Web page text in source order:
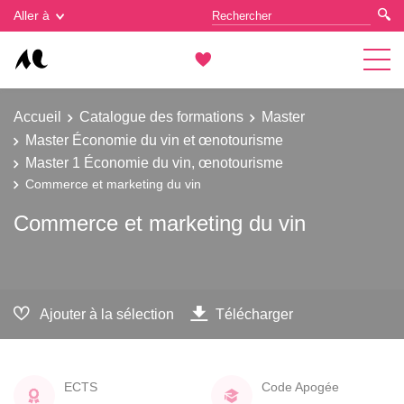
Aller à
Accueil Catalogue des formations
Master
Master Économie du vin et œnotourisme
Master 1 Économie du vin, œnotourisme
Commerce et marketing du vin
Commerce et marketing du vin
Ajouter à la sélection Télécharger
ECTS
Code Apogée
Gestion des cookies